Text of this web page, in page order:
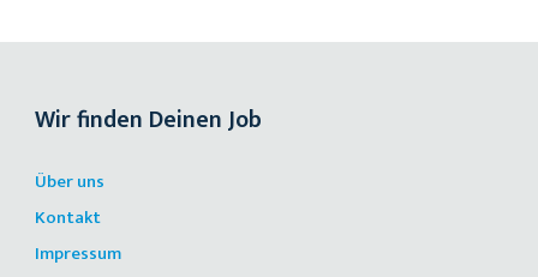
Wir finden Deinen Job
Über uns
Kontakt
Impressum